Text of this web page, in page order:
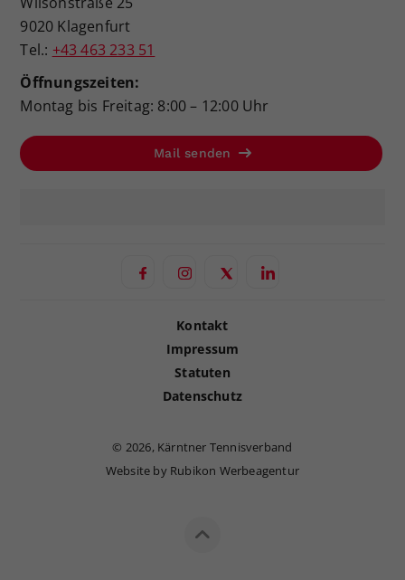
9020 Klagenfurt
Tel.: +43 463 233 51
Öffnungszeiten:
Montag bis Freitag: 8:00 – 12:00 Uhr
Mail senden
Kontakt
Impressum
Statuten
Datenschutz
© 2026, Kärntner Tennisverband
Website by Rubikon Werbeagentur